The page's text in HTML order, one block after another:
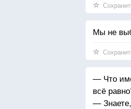
Мы не
— Что
всё
—